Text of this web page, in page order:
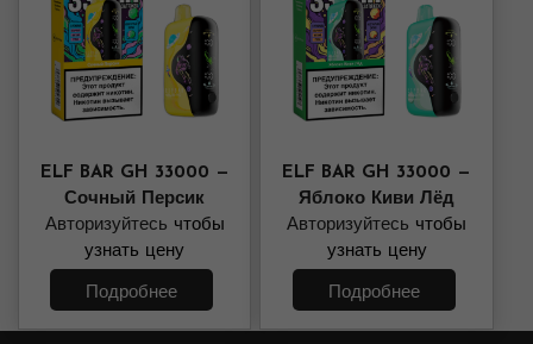
ELF BAR GH 33000 —
Сочный Персик
Авторизуйтесь чтобы
узнать цену
Подробнее
ELF BAR GH 33000 —
Яблоко Киви Лёд
Авторизуйтесь чтобы
узнать цену
Подробнее